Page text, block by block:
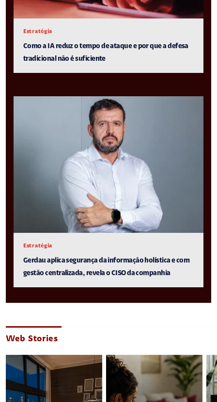
Estratégia
Como a IA reduz o tempo de ataque e por que a defesa
tradicional não é suficiente
Estratégia
Gerdau aplica segurança da informação holística e com
gestão centralizada, revela o CISO da companhia
Web Stories